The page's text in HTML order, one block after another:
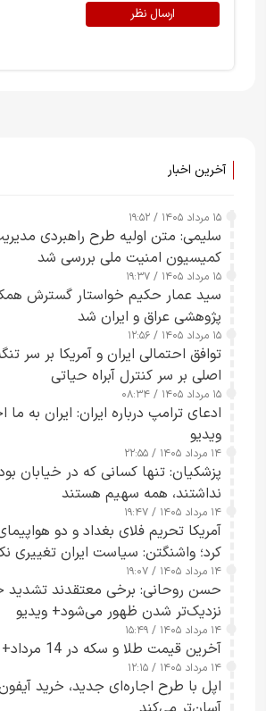
ارسال نظر
آخرین اخبار
۱۵ مرداد ۱۴۰۵ / ۱۹:۵۲
سلیمی: متن اولیه طرح راهبردی
کمیسیون امنیت ملی بررسی شد
۱۵ مرداد ۱۴۰۵ / ۱۹:۳۷
سید عمار حکیم خواستار گسترش
پژوهشی عراق و ایران شد
۱۵ مرداد ۱۴۰۵ / ۱۲:۵۶
توافق احتمالی ایران و آمریکا بر سر
اصلی بر سر کنترل آبراه حیاتی
۱۵ مرداد ۱۴۰۵ / ۰۸:۳۴
ادعای ترامپ درباره ایران: ایران به ما
ویدیو
۱۴ مرداد ۱۴۰۵ / ۲۲:۵۵
پزشکیان: تنها کسانی که در خیابان
نداشتند، همه سهیم هستند
۱۴ مرداد ۱۴۰۵ / ۱۹:۴۷
آمریکا تحریم فلای بغداد و دو
کرد؛ واشنگتن: سیاست ایران تغییری
۱۴ مرداد ۱۴۰۵ / ۱۹:۰۷
حسن روحانی: برخی معتقدند
نزدیک‌تر شدن ظهور می‌شود+ ویدیو
۱۴ مرداد ۱۴۰۵ / ۱۵:۴۹
آخرین قیمت طلا و سکه در 14 مرداد+ جدول
۱۴ مرداد ۱۴۰۵ / ۱۲:۱۵
اپل با طرح اجاره‌ای جدید، خرید